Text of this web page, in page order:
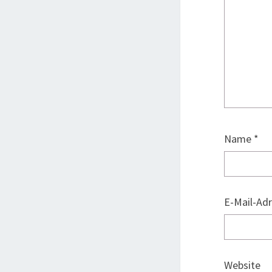
Name *
E-Mail-
Website